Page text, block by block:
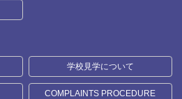
学校見学について
COMPLAINTS PROCEDURE